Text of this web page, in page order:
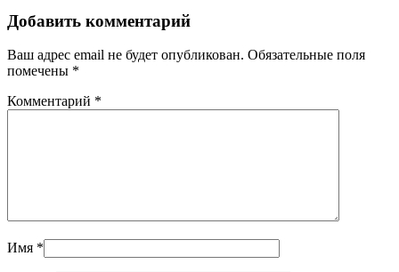
Добавить комментарий
Ваш адрес email не будет опубликован. Обязательные поля
помечены *
Комментарий *
Имя *